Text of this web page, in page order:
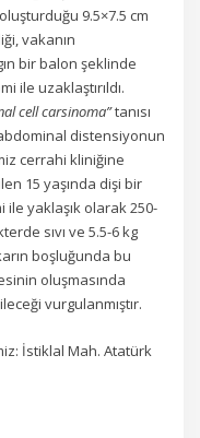
9.5×7.5 cm
vakanın
bir balon şeklinde
ile uzaklaştırıldı.
cell carsinoma”tanısı
distensiyonun
cerrahi kliniğine
15 yaşında dişi bir
yaklaşık olarak 250-
sıvı ve 5.5-6 kg
boşluğunda bu
oluşmasında
vurgulanmıştır.
İstiklal Mah. Atatürk